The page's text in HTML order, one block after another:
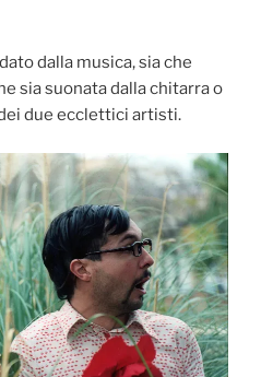
dalla musica, sia che
sia suonata dalla chitarra o
due ecclettici artisti.